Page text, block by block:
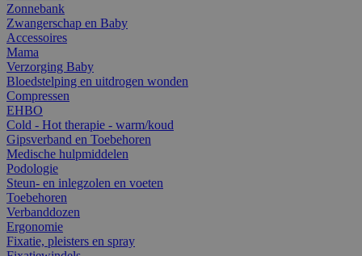
Zonnebank
Zwangerschap en Baby
Accessoires
Mama
Verzorging Baby
Bloedstelping en uitdrogen wonden
Compressen
EHBO
Cold - Hot therapie - warm/koud
Gipsverband en Toebehoren
Medische hulpmiddelen
Podologie
Steun- en inlegzolen en voeten
Toebehoren
Verbanddozen
Ergonomie
Fixatie, pleisters en spray